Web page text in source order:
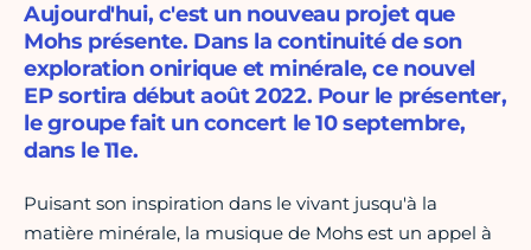
Aujourd'hui, c'est un nouveau projet que
Mohs présente. Dans la continuité de son
exploration onirique et minérale, ce nouvel
EP sortira début août 2022. Pour le présenter,
le groupe fait un concert le 10 septembre,
dans le 11e.
Puisant son inspiration dans le vivant jusqu'à la
matière minérale, la musique de Mohs est un appel à